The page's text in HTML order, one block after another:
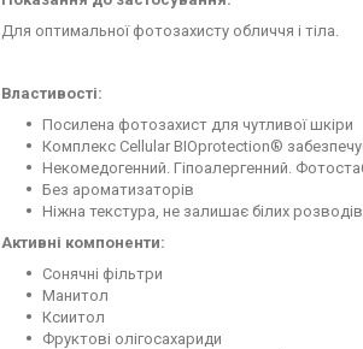
Для оптимальної фотозахисту обличчя і тіла.
Властивості:
Посилена фотозахист для чутливої шкіри
Комплекс Cellular BIOprotection®
Некомедогенний. Гіпоалергенний.
Без ароматизаторів
Ніжна текстура, не залишає білих
Активні компоненти:
Сонячні фільтри
Манитол
Ксиитол
Фруктові олігосахариди